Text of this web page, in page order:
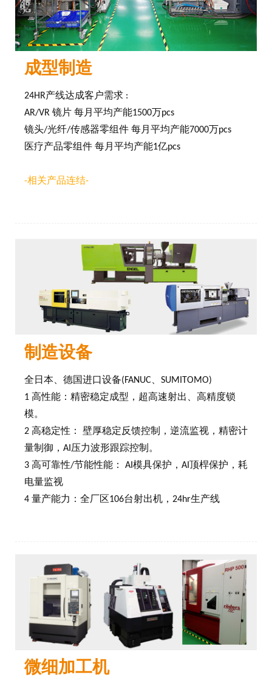
成型制造
24HR产线达成客户需求 :
AR/VR 镜片 每月平均产能1500万pcs
镜头/光纤/传感器零组件 每月平均产能7000万pcs
医疗产品零组件 每月平均产能1亿pcs
-相关产品连结-
制造设备
全日本、德国进口设备(FANUC、SUMITOMO)
1 高性能：精密稳定成型，超高速射出、高精度锁
模。
2 高稳定性： 壁厚稳定反馈控制，逆流监视，精密计
量制御，AI压力波形跟踪控制。
3 高可靠性/节能性能： AI模具保护，AI顶桿保护，耗
电量监视
4 量产能力：全厂区106台射出机，24hr生产线
微细加工机